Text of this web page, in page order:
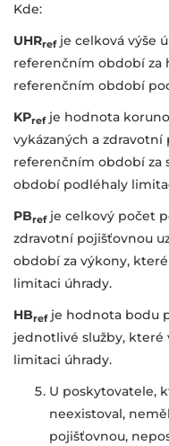
Kde:
UHRrefje celková výše
referenčním období za
referenčním období
KPrefje hodnota
vykázaných a
referenčním období za
období podléhaly
PBrefje celkový počet
zdravotní pojišťovnou
období za výkony,
limitaci úhrady.
HBrefje hodnota bodu
jednotlivé služby,
limitaci úhrady.
U poskytovatele,
neexistoval,
pojišťovnou,